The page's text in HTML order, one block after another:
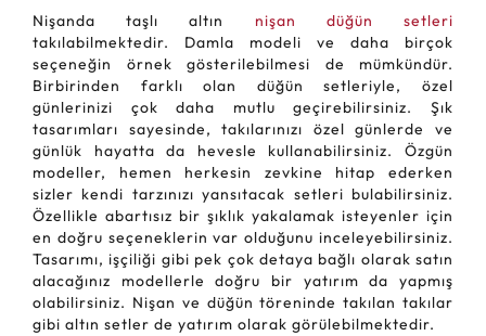
Nişanda taşlı altın nişan düğün setleri
takılabilmektedir. Damla modeli ve daha birçok
seçeneğin örnek gösterilebilmesi de mümkündür.
Birbirinden farklı olan düğün setleriyle, özel
günlerinizi çok daha mutlu geçirebilirsiniz. Şık
tasarımları sayesinde, takılarınızı özel günlerde ve
günlük hayatta da hevesle kullanabilirsiniz. Özgün
modeller, hemen herkesin zevkine hitap ederken
sizler kendi tarzınızı yansıtacak setleri bulabilirsiniz.
Özellikle abartısız bir şıklık yakalamak isteyenler için
en doğru seçeneklerin var olduğunu inceleyebilirsiniz.
Tasarımı, işçiliği gibi pek çok detaya bağlı olarak satın
alacağınız modellerle doğru bir yatırım da yapmış
olabilirsiniz. Nişan ve düğün töreninde takılan takılar
gibi altın setler de yatırım olarak görülebilmektedir.